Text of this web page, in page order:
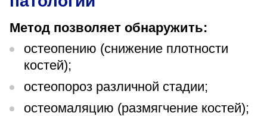
Метод позволяет обнаружить:
остеопению (снижение плотности
костей);
остеопороз различной стадии;
остеомаляцию (размягчение костей);